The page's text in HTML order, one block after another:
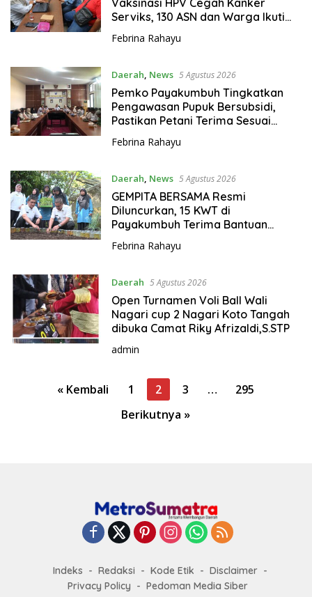
Vaksinasi HPV Cegah Kanker
Serviks, 130 ASN dan Warga Ikuti
Dosis Pertama
Febrina Rahayu
Daerah, News 5 Agustus 2026
Pemko Payakumbuh Tingkatkan
Pengawasan Pupuk Bersubsidi,
Pastikan Petani Terima Sesuai
Ketentuan
Febrina Rahayu
Daerah, News 5 Agustus 2026
GEMPITA BERSAMA Resmi
Diluncurkan, 15 KWT di
Payakumbuh Terima Bantuan
Budidaya Pangan
Febrina Rahayu
Daerah 5 Agustus 2026
Open Turnamen Voli Ball Wali
Nagari cup 2 Nagari Koto Tangah
dibuka Camat Riky Afrizaldi,S.STP
admin
« Kembali 1 2 3 …
295
Berikutnya »
Indeks Redaksi Kode Etik
Disclaimer
Privacy Policy
Pedoman Media Siber